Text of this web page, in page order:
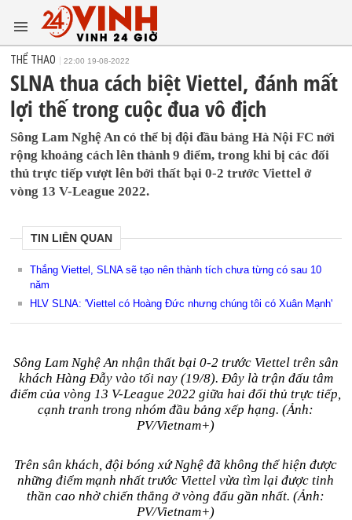
THỂ THAO 22:00 19-08-2022
SLNA thua cách biệt Viettel, đánh mất
lợi thế trong cuộc đua vô địch
Sông Lam Nghệ An có thể bị đội đầu bảng Hà Nội FC nới
rộng khoảng cách lên thành 9 điểm, trong khi bị các đối
thủ trực tiếp vượt lên bởi thất bại 0-2 trước Viettel ở
vòng 13 V-League 2022.
TIN LIÊN QUAN
Thắng Viettel, SLNA sẽ tạo nên thành tích chưa từng có sau 10
năm
HLV SLNA: 'Viettel có Hoàng Đức nhưng chúng tôi có Xuân Mạnh'
Sông Lam Nghệ An nhận thất bại 0-2 trước Viettel trên sân
khách Hàng Đẫy vào tối nay (19/8). Đây là trận đấu tâm
điểm của vòng 13 V-League 2022 giữa hai đối thủ trực tiếp,
cạnh tranh trong nhóm đầu bảng xếp hạng. (Ảnh:
PV/Vietnam+)
Trên sân khách, đội bóng xứ Nghệ đã không thể hiện được
những điểm mạnh nhất trước Viettel vừa tìm lại được tinh
thần cao nhờ chiến thắng ở vòng đấu gần nhất. (Ảnh:
PV/Vietnam+)